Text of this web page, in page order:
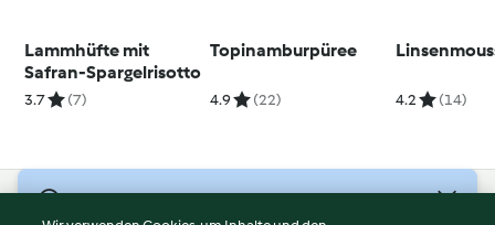
Lammhüfte mit
Safran-Spargelrisotto
3.7 (7)
Topinamburpüree
4.9 (22) 4.2 (14)